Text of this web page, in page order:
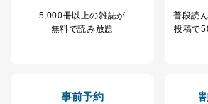
が、これらに限りません。
委託先：カスタマーサポート支
トカード決済などの決済代行・料
販売店などの梱包・配送・配達
5,000冊以上の雑誌が
無料で読み放題
普段読
投稿で
事前予約